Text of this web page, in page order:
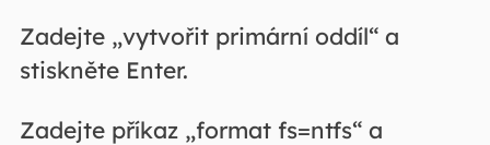
Zadejte „vytvořit primární oddíl“ a
stiskněte Enter.
Zadejte příkaz „format fs=ntfs“ a